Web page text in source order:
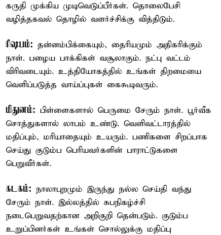
கருதி முக்கிய முடிவெடுப்பீர்கள். தொலைபேசி
வழித்தகவல் தொழில் வளர்ச்சிக்கு வித்திடும்.
ரிஷபம்: தன்னம்பிக்கையும், தைரியமும் அதிகரிக்கும்
நாள். பழைய பாக்கிகள் வசூலாகும். நட்பு வட்டம்
விரிவடையும். உத்தியோகத்தில் உங்கள் திறமையை
வெளிப்படுத்த வாய்ப்புகள் கைகூடிவரும்.
மிதுனம்: பிள்ளைகளால் பெருமை சேரும் நாள். பூர்வீக
சொத்துகளால் லாபம் உண்டு. வெளிவட்டாரத்தில்
மதிப்பும், மரியாதையும் உயரும். பணிகளை சிறப்பாக
செய்து குடும்ப பெரியவர்களின் பாராட்டுகளை
பெறுவீர்கள்.
கடகம்: நாலாபுறமும் இருந்து நல்ல செய்தி வந்து
சேரும் நாள். இல்லத்தில் சுபநிகழ்ச்சி
நடைபெறுவதற்கான அறிகுறி தென்படும். குடும்ப
உறுப்பினர்கள் உங்கள் சொல்லுக்கு மதிப்பு